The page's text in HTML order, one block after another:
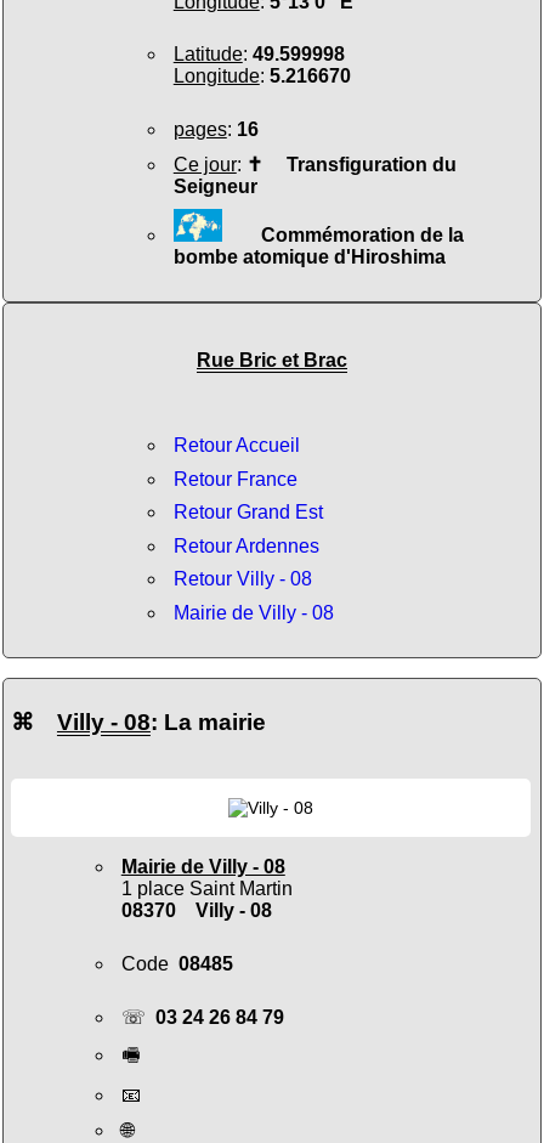
Latitude: 49.599998
Longitude: 5.216670
pages: 16
Ce jour: ✝ Transfiguration du
Seigneur
Commémoration de la
bombe atomique d'Hiroshima
Rue Bric et Brac
Retour Accueil
Retour France
Retour Grand Est
Retour Ardennes
Retour Villy - 08
Mairie de Villy - 08
⌘ Villy - 08: La mairie
Mairie de Villy - 08
1 place Saint Martin
08370 Villy - 08
Code 08485
☏ 03 24 26 84 79
🖷
📧
🌐